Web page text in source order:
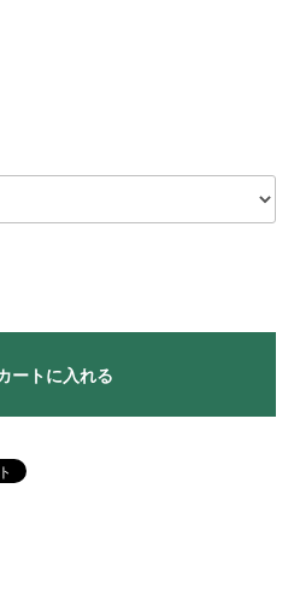
ートに入れる